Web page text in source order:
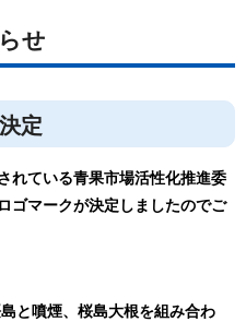
せ
定
れている青果市場活性化推進委
ゴマークが決定しましたのでご
と噴煙、桜島大根を組み合わ